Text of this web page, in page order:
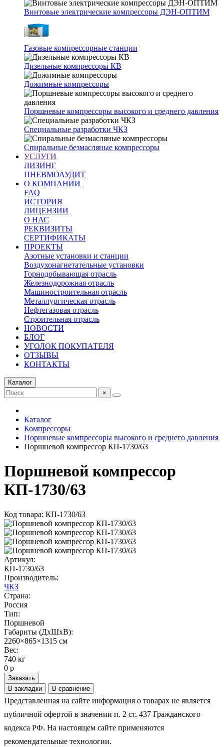
Винтовые электрические компрессоры ДЭН-ОПТИМ
Газовые компрессорные станции
Дизельные компрессоры КВ
Дожимные компрессоры
Поршневые компрессоры высокого и среднего давления
Специальные разработки ЧКЗ
Спиральные безмасляные компрессоры
УСЛУГИ
ЛИЗИНГ
ПНЕВМОАУДИТ
О КОМПАНИИ
FAQ
ИСТОРИЯ
ЛИЦЕНЗИИ
О НАС
РЕКВИЗИТЫ
СЕРТИФИКАТЫ
ПРОЕКТЫ
Азотные установки и станции
Воздухонагнетательные установки
Горнодобывающая отрасль
Железнодорожная отрасль
Машиностроительная отрасль
Металлургическая отрасль
Нефтегазовая отрасль
Строительная отрасль
НОВОСТИ
БЛОГ
УГОЛОК ПОКУПАТЕЛЯ
ОТЗЫВЫ
КОНТАКТЫ
Каталог
×
Каталог
Компрессоры
Поршневые компрессоры высокого и среднего давления
Поршневой компрессор КП-1730/63
Поршневой компрессор
КП-1730/63
Код товара: КП-1730/63
Артикул:
КП-1730/63
Производитель:
ЧКЗ
Страна:
Россия
Тип:
Поршневой
Габариты (ДхШхВ):
2260×865×1315 см
Вес:
740 кг
0 р
Заказать
В закладки
В сравнение
Представленная на сайте информация о товарах не является
публичной офертой в значении п. 2 ст. 437 Гражданского
кодекса РФ. На настоящем сайте применяются
рекомендательные технологии.